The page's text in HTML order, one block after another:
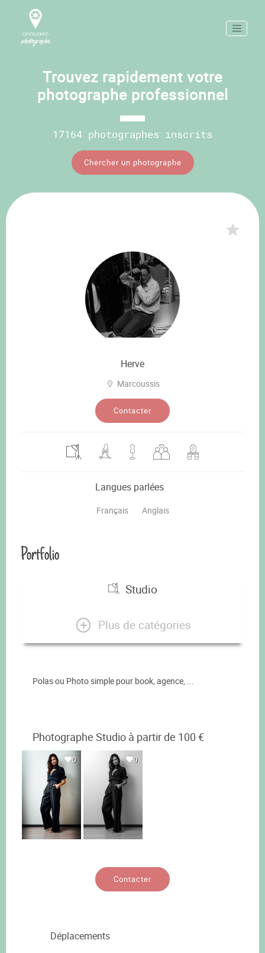
Trouvez rapidement votre
photographe professionnel
17164 photographes inscrits
Chercher un photographe
Herve
Marcoussis
Contacter
Langues parlées
Français Anglais
Portfolio
Studio
Plus de catégories
Polas ou Photo simple pour book, agence, ...
Photographe Studio à partir de 100 €
0 0
Contacter
Déplacements